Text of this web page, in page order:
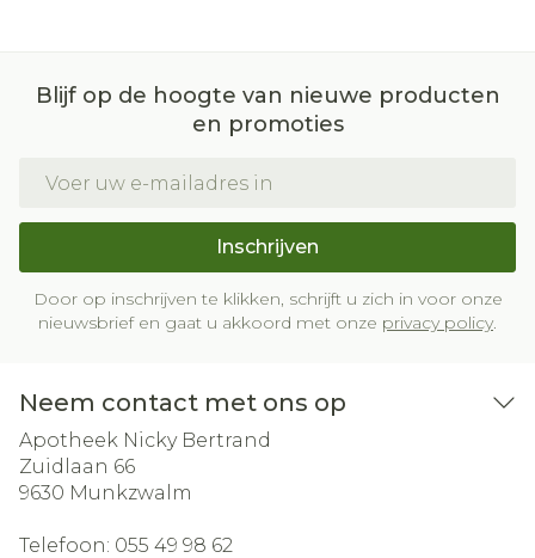
Blijf op de hoogte van nieuwe producten
en promoties
Inschrijven
Door op inschrijven te klikken, schrijft u zich in voor onze
nieuwsbrief en gaat u akkoord met onze privacy policy.
Neem contact met ons op
Apotheek Nicky Bertrand
Zuidlaan 66
9630 Munkzwalm
Telefoon: 055 49 98 62